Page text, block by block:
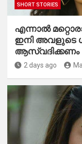
SHORT STORIES
എന്നാൽ
ഇനി അവളുടെ
ആസ്വദിക്കണം
2 days ago